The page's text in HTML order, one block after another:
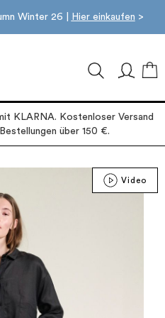
Winter 26 | Hier einkaufen >
KLARNA. Kostenloser Versand
über 150 €.
Video